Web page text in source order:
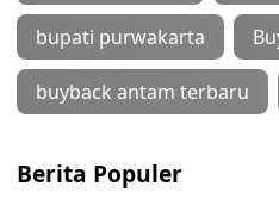
bupati purwakarta
buyback antam terbaru
Berita Populer